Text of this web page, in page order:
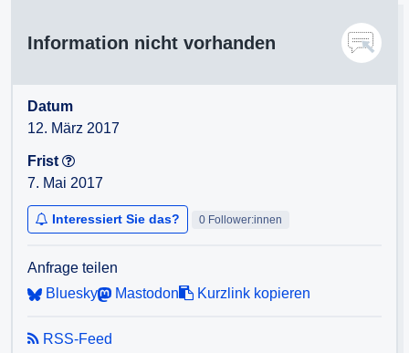
Information nicht vorhanden
Datum
12. März 2017
Frist
7. Mai 2017
Interessiert Sie das? 0 Follower:innen
Anfrage teilen
Bluesky
Mastodon Kurzlink kopieren
RSS-Feed